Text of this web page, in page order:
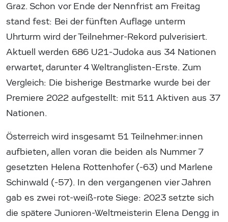
Graz. Schon vor Ende der Nennfrist am Freitag
stand fest: Bei der fünften Auflage unterm
Uhrturm wird der Teilnehmer-Rekord pulverisiert.
Aktuell werden 686 U21-Judoka aus 34 Nationen
erwartet, darunter 4 Weltranglisten-Erste. Zum
Vergleich: Die bisherige Bestmarke wurde bei der
Premiere 2022 aufgestellt: mit 511 Aktiven aus 37
Nationen.
Österreich wird insgesamt 51 Teilnehmer:innen
aufbieten, allen voran die beiden als Nummer 7
gesetzten Helena Rottenhofer (-63) und Marlene
Schinwald (-57). In den vergangenen vier Jahren
gab es zwei rot-weiß-rote Siege: 2023 setzte sich
die spätere Junioren-Weltmeisterin Elena Dengg in